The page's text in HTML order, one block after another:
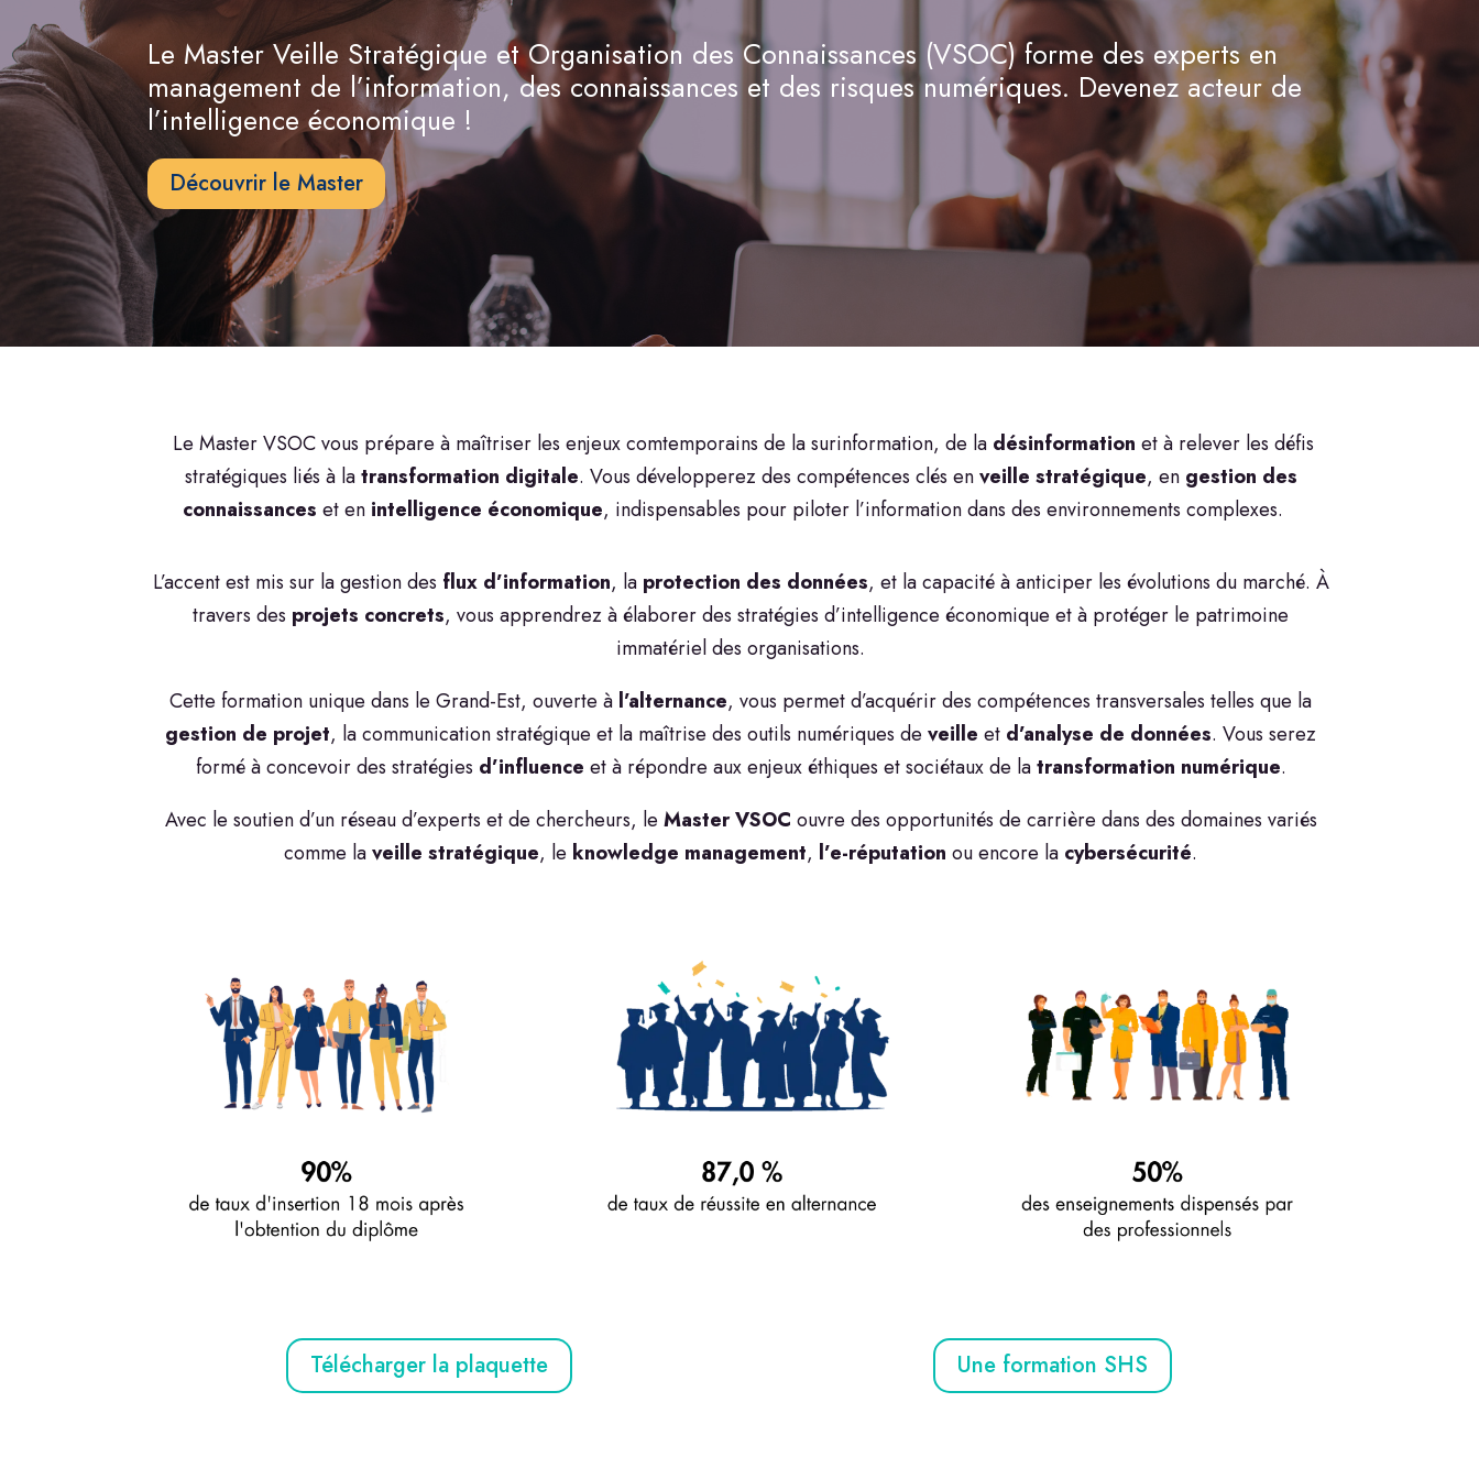
Le Master Veille Stratégique et Organisation des Connaissances (VSOC) forme des experts en
management de l’information, des connaissances et des risques numériques. Devenez acteur de
l’intelligence économique !
Découvrir le Master
Le Master VSOC vous prépare à maîtriser les enjeux comtemporains de la surinformation, de la désinformation et à relever les défis
stratégiques liés à latransformation digitale. Vous développerez des compétences clés enveille stratégique, en gestion des
connaissances et en intelligence économique, indispensables pour piloter l’information dans des environnements complexes.
L’accent est mis sur la gestion des flux d’information, la protection des données, et la capacité à anticiper les évolutions du marché. À
travers des projets concrets, vous apprendrez à élaborer des stratégies d’intelligence économique et à protéger le patrimoine
immatériel des organisations.
Cette formation unique dans le Grand-Est, ouverte à l’alternance, vous permet d’acquérir des compétences transversales telles que la
gestion de projet, la communication stratégique et la maîtrise des outils numériques de veille et d’analyse de données. Vous serez
formé à concevoir des stratégies d’influence et à répondre aux enjeux éthiques et sociétaux de latransformation numérique.
Avec le soutien d’un réseau d’experts et de chercheurs, le Master VSOC ouvre des opportunités de carrière dans des domaines variés
comme laveille stratégique, le knowledge management, l’e-réputation ou encore la cybersécurité.
Télécharger la plaquette Une formation SHS